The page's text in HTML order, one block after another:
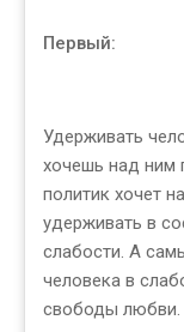
Первый:
Удерживать
хочешь над ним
политик хочет
удерживать в
слабости. А
человека в
свободы любви.